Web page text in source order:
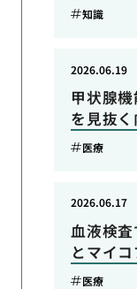
知識
甲状腺
を見抜
2026.06.19
医療
血液検
とマイ
2026.06.17
医療